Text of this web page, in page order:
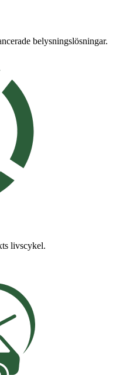
belysningslösningar.
livscykel.